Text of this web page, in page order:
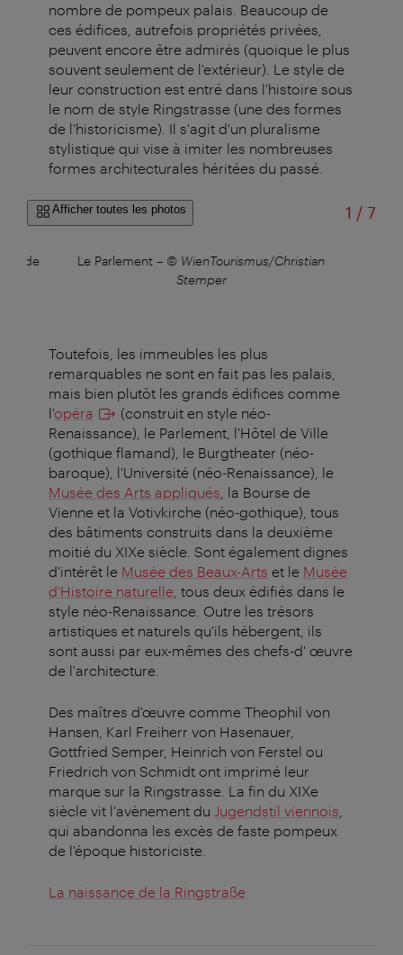
nombre de pompeux palais. Beaucoup de
ces édifices, autrefois propriétés privées,
peuvent encore être admirés (quoique le plus
souvent seulement de l'extérieur). Le style de
leur construction est entré dans l'histoire sous
le nom de style Ringstrasse (une des formes
de l'historicisme). Il s'agit d'un pluralisme
stylistique qui vise à imiter les nombreuses
formes architecturales héritées du passé.
Afficher toutes les photos 1 /sur
7
de
Le Parlement – © WienTourismus/Christian
Stemper
Toutefois, les immeubles les plus
remarquables ne sont en fait pas les palais,
mais bien plutôt les grands édifices comme
l'opéra
(construit en style néo-
Renaissance), le Parlement, l'Hôtel de Ville
(gothique flamand), le Burgtheater (néo-
baroque), l'Université (néo-Renaissance), le
Musée des Arts appliqués , la Bourse de
Vienne et la Votivkirche (néo-gothique), tous
des bâtiments construits dans la deuxième
moitié du XIXe siècle. Sont également dignes
d'intérêt le Musée des Beaux-Arts et le Musée
d'Histoire naturelle , tous deux édifiés dans le
style néo-Renaissance. Outre les trésors
artistiques et naturels qu'ils hébergent, ils
sont aussi par eux-mêmes des chefs-d' œuvre
de l'architecture.
Des maîtres d'œuvre comme Theophil von
Hansen, Karl Freiherr von Hasenauer,
Gottfried Semper, Heinrich von Ferstel ou
Friedrich von Schmidt ont imprimé leur
marque sur la Ringstrasse. La fin du XIXe
siècle vit l'avènement du Jugendstil viennois
qui abandonna les excès de faste pompeux
de l'époque historiciste.
La naissance de la Ringstraße